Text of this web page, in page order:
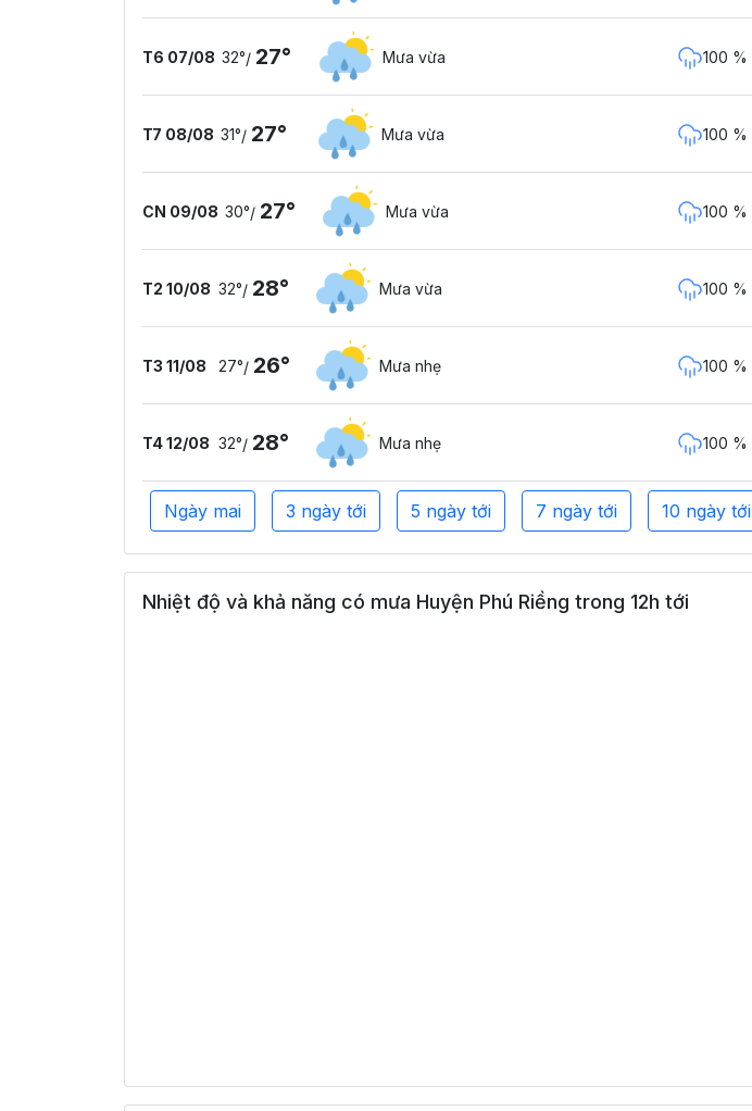
T6 07/08 32°/ 27° Mưa vừa 100 %
T7 08/08 31°/ 27° Mưa vừa 100 %
CN 09/08 30°/ 27° Mưa vừa 100 %
T2 10/08 32°/ 28° Mưa vừa 100 %
T3 11/08 27°/ 26° Mưa nhẹ 100 %
T4 12/08 32°/ 28° Mưa nhẹ 100 %
Ngày mai 3 ngày tới 5 ngày tới 7 ngày tới 10 ngày tới
Nhiệt độ và khả năng có mưa Huyện Phú Riềng trong 12h tới